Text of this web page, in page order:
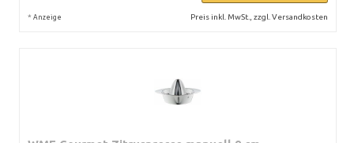
* Anzeige Preis inkl. MwSt., zzgl. Versandkosten